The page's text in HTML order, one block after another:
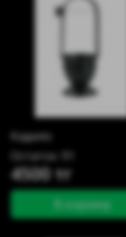
Кадило
Остаток: 91
4500 тг
В корзину